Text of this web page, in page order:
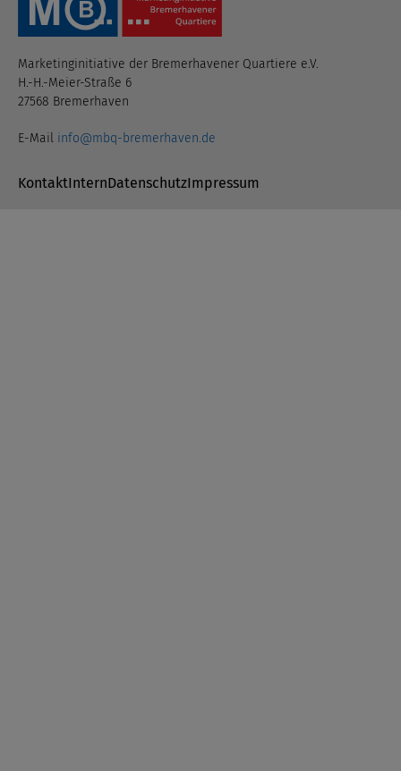
Marketinginitiative der Bremerhavener Quartiere e.V.
H.-H.-Meier-Straße 6
27568 Bremerhaven
E-Mail info@mbq-bremerhaven.de
Navigation überspringen
KontaktInternDatenschutzImpressum